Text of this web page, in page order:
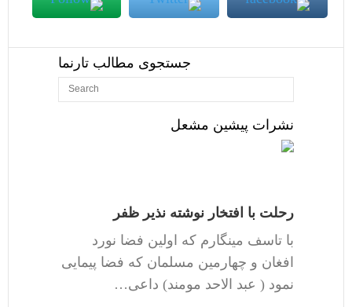
جستجوی مطالب تارنما
نشرات پیشین مشعل
رحلت با افتخار نوشته نذیر ظفر
با تاسف مینگارم که اولین فضا نورد
افغان و چهارمین مسلمان که فضا پیمایی
نمود ( عبد الاحد مومند) داعی…